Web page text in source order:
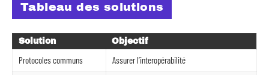
Tableau des solutions
Solution Objectif
Protocoles communs
Assurer l’interopérabilité